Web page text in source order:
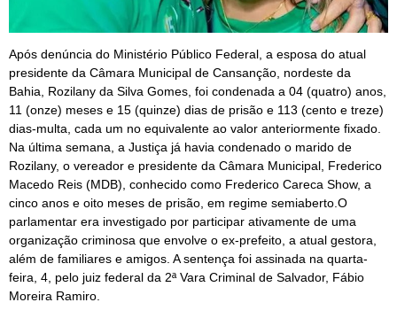
Após denúncia do Ministério Público Federal, a esposa do atual
presidente da Câmara Municipal de Cansanção, nordeste da
Bahia, Rozilany da Silva Gomes, foi condenada a 04 (quatro) anos,
11 (onze) meses e 15 (quinze) dias de prisão e 113 (cento e treze)
dias-multa, cada um no equivalente ao valor anteriormente fixado.
Na última semana, a Justiça já havia condenado o marido de
Rozilany, o vereador e presidente da Câmara Municipal, Frederico
Macedo Reis (MDB), conhecido como Frederico Careca Show, a
cinco anos e oito meses de prisão, em regime semiaberto.O
parlamentar era investigado por participar ativamente de uma
organização criminosa que envolve o ex-prefeito, a atual gestora,
além de familiares e amigos. A sentença foi assinada na quarta-
feira, 4, pelo juiz federal da 2ª Vara Criminal de Salvador, Fábio
Moreira Ramiro.